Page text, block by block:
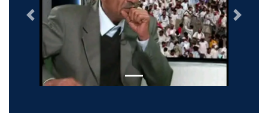
التالى السابق